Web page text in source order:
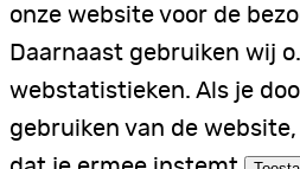
onze website voor de
Daarnaast gebruiken wij
webstatistieken. Als je
gebruiken van de